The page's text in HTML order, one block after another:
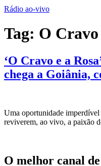
Rádio ao-vivo
Tag: O Cravo
‘O Cravo e a
chega a Goiânia,
Uma oportunidade imperdível
reviverem, ao vivo, a paixão
O melhor canal